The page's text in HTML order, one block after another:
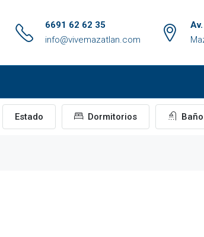
6691 62 62 35
info@vivemazatlan.com
Estado Dormitorios